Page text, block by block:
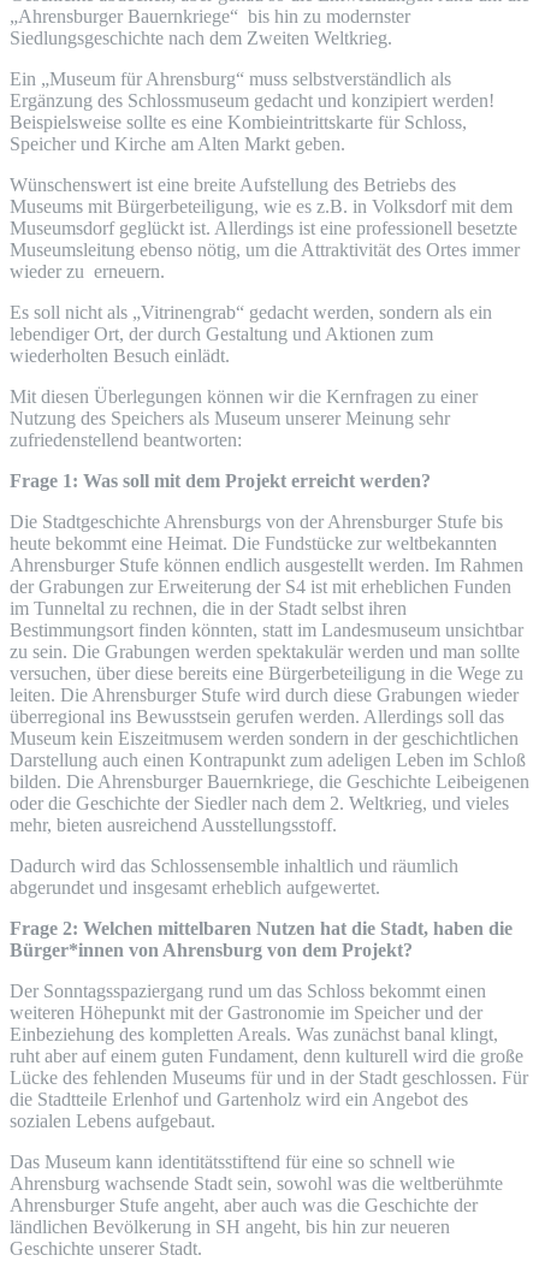
„Ahrensburger Bauernkriege“ bis hin zu modernster
Siedlungsgeschichte nach dem Zweiten Weltkrieg.
Ein „Museum für Ahrensburg“ muss selbstverständlich als
Ergänzung des Schlossmuseum gedacht und konzipiert werden!
Beispielsweise sollte es eine Kombieintrittskarte für Schloss,
Speicher und Kirche am Alten Markt geben.
Wünschenswert ist eine breite Aufstellung des Betriebs des
Museums mit Bürgerbeteiligung, wie es z.B. in Volksdorf mit dem
Museumsdorf geglückt ist. Allerdings ist eine professionell besetzte
Museumsleitung ebenso nötig, um die Attraktivität des Ortes immer
wieder zu erneuern.
Es soll nicht als „Vitrinengrab“ gedacht werden, sondern als ein
lebendiger Ort, der durch Gestaltung und Aktionen zum
wiederholten Besuch einlädt.
Mit diesen Überlegungen können wir die Kernfragen zu einer
Nutzung des Speichers als Museum unserer Meinung sehr
zufriedenstellend beantworten:
Frage 1: Was soll mit dem Projekt erreicht werden?
Die Stadtgeschichte Ahrensburgs von der Ahrensburger Stufe bis
heute bekommt eine Heimat. Die Fundstücke zur weltbekannten
Ahrensburger Stufe können endlich ausgestellt werden. Im Rahmen
der Grabungen zur Erweiterung der S4 ist mit erheblichen Funden
im Tunneltal zu rechnen, die in der Stadt selbst ihren
Bestimmungsort finden könnten, statt im Landesmuseum unsichtbar
zu sein. Die Grabungen werden spektakulär werden und man sollte
versuchen, über diese bereits eine Bürgerbeteiligung in die Wege zu
leiten. Die Ahrensburger Stufe wird durch diese Grabungen wieder
überregional ins Bewusstsein gerufen werden. Allerdings soll das
Museum kein Eiszeitmusem werden sondern in der geschichtlichen
Darstellung auch einen Kontrapunkt zum adeligen Leben im Schloß
bilden. Die Ahrensburger Bauernkriege, die Geschichte Leibeigenen
oder die Geschichte der Siedler nach dem 2. Weltkrieg, und vieles
mehr, bieten ausreichend Ausstellungsstoff.
Dadurch wird das Schlossensemble inhaltlich und räumlich
abgerundet und insgesamt erheblich aufgewertet.
Frage 2: Welchen mittelbaren Nutzen hat die Stadt, haben die
Bürger*innen von Ahrensburg von dem Projekt?
Der Sonntagsspaziergang rund um das Schloss bekommt einen
weiteren Höhepunkt mit der Gastronomie im Speicher und der
Einbeziehung des kompletten Areals. Was zunächst banal klingt,
ruht aber auf einem guten Fundament, denn kulturell wird die große
Lücke des fehlenden Museums für und in der Stadt geschlossen. Für
die Stadtteile Erlenhof und Gartenholz wird ein Angebot des
sozialen Lebens aufgebaut.
Das Museum kann identitätsstiftend für eine so schnell wie
Ahrensburg wachsende Stadt sein, sowohl was die weltberühmte
Ahrensburger Stufe angeht, aber auch was die Geschichte der
ländlichen Bevölkerung in SH angeht, bis hin zur neueren
Geschichte unserer Stadt.